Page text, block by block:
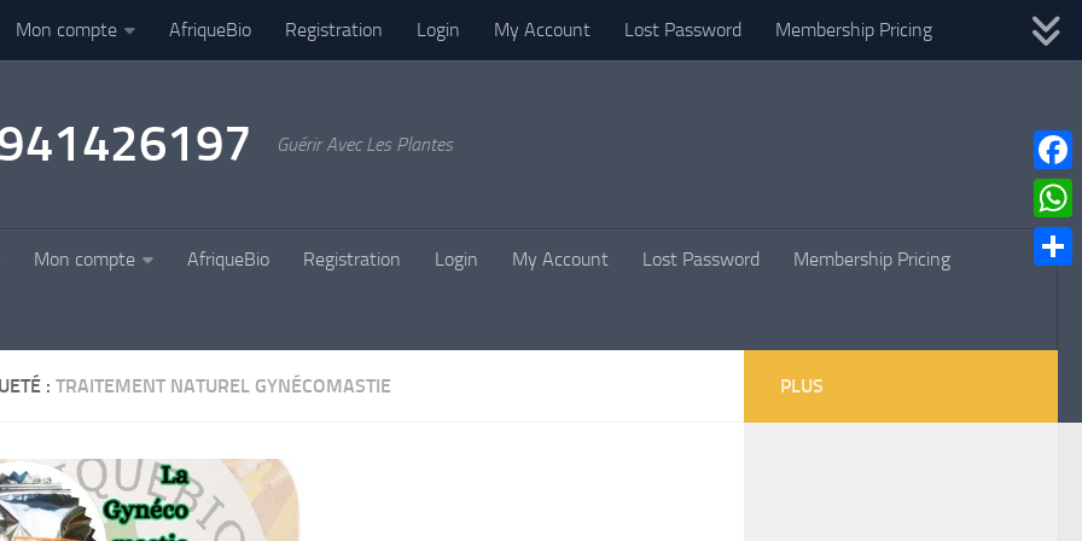
Mon compte AfriqueBio Registration Login My Account Lost Password Membership Pricing
Guérir Avec Les Plantes
Mon compte AfriqueBio Registration Login My Account Lost Password Membership Pricing
: TRAITEMENT NATUREL GYNÉCOMASTIE PLUS